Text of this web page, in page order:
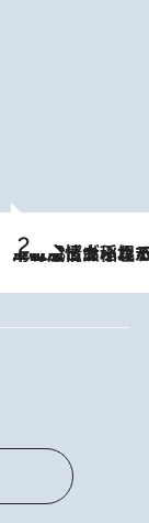
2026.8.5
下町風情あふれる台北屈指の人気エリア・大稲埕でセンスのいい台湾土産《ヴ